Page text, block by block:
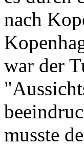
nach
war der
musste